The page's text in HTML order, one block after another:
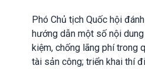
Phó Chủ tịch Quốc hội
hướng dẫn một số nội
kiệm, chống lãng phí trong
tài sản công; triển khai thí